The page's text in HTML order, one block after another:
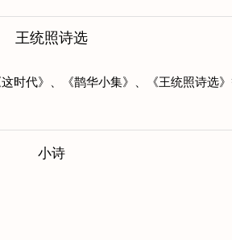
王统照诗选
时代》、《鹊华小集》、《王统照诗选
小诗